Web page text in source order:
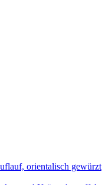
orientalisch gewürzt